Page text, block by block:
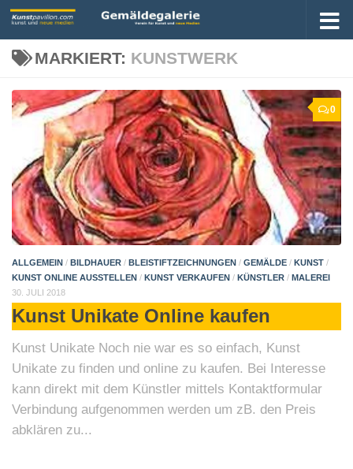
MARKIERT: KUNSTWERK
0
ALLGEMEIN / BILDHAUER / BLEISTIFTZEICHNUNGEN / GEMÄLDE / KUNST /
KUNST ONLINE AUSSTELLEN / KUNST VERKAUFEN / KÜNSTLER / MALEREI
30. JULI 2018
Kunst Unikate Online kaufen
Kunst Unikate Noch nie war es so einfach, Kunst
Unikate zu finden und online zu kaufen. Bei Interesse
kann direkt mit dem Künstler mittels Kontaktformular
Verbindung aufgenommen werden um zB. den Preis
abklären zu...